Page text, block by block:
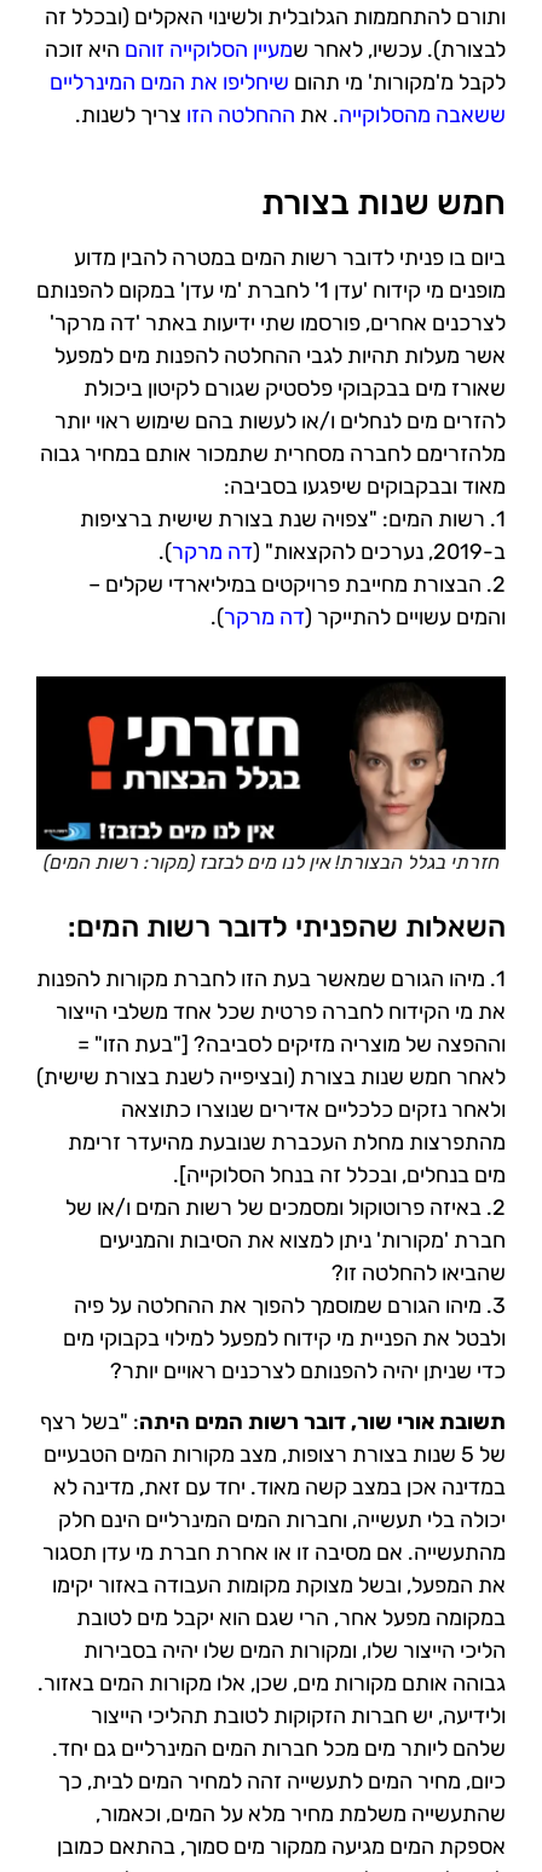
ותורם להתחממות הגלובלית ולשינוי האקלים (ובכלל זה
לבצורת). עכשיו, לאחר שמעיין הסלוקייה זוהם היא זוכה
לקבל מ'מקורות' מי תהום שיחליפו את המים המינרליים
ששאבה מהסלוקייה. את ההחלטה הזו צריך לשנות.
חמש שנות בצורת
ביום בו פניתי לדובר רשות המים במטרה להבין מדוע
מופנים מי קידוח 'עדן 1' לחברת 'מי עדן' במקום להפנותם
לצרכנים אחרים, פורסמו שתי ידיעות באתר 'דה מרקר'
אשר מעלות תהיות לגבי ההחלטה להפנות מים למפעל
שאורז מים בבקבוקי פלסטיק שגורם לקיטון ביכולת
להזרים מים לנחלים ו/או לעשות בהם שימוש ראוי יותר
מלהזרימם לחברה מסחרית שתמכור אותם במחיר גבוה
מאוד ובבקבוקים שיפגעו בסביבה:
1. רשות המים: "צפויה שנת בצורת שישית ברציפות
ב-2019, נערכים להקצאות" (
דה מרקר).
2. הבצורת מחייבת פרויקטים במיליארדי שקלים –
והמים עשויים להתייקר (דה מרקר).
חזרתי בגלל הבצורת! אין לנו מים לבזבז (מקור: רשות המים)
השאלות שהפניתי לדובר רשות המים:
1. מיהו הגורם שמאשר בעת הזו לחברת מקורות להפנות
את מי הקידוח לחברה פרטית שכל אחד משלבי הייצור
וההפצה של מוצריה מזיקים לסביבה? ["בעת הזו" =
לאחר חמש שנות בצורת (ובציפייה לשנת בצורת שישית)
ולאחר נזקים כלכליים אדירים שנוצרו כתוצאה
מהתפרצות מחלת העכברת שנובעת מהיעדר זרימת
מים בנחלים, ובכלל זה בנחל הסלוקייה].
2. באיזה פרוטוקול ומסמכים של רשות המים ו/או של
חברת 'מקורות' ניתן למצוא את הסיבות והמניעים
שהביאו להחלטה זו?
3. מיהו הגורם שמוסמך להפוך את ההחלטה על פיה
ולבטל את הפניית מי קידוח למפעל למילוי בקבוקי מים
כדי שניתן יהיה להפנותם לצרכנים ראויים יותר?
תשובת אורי שור, דובר רשות המים היתה: "בשל רצף
של 5 שנות בצורת רצופות, מצב מקורות המים הטבעיים
במדינה אכן במצב קשה מאוד. יחד עם זאת, מדינה לא
יכולה בלי תעשייה, וחברות המים המינרליים הינם חלק
מהתעשייה. אם מסיבה זו או אחרת חברת מי עדן תסגור
את המפעל, ובשל מצוקת מקומות העבודה באזור יקימו
במקומה מפעל אחר, הרי שגם הוא יקבל מים לטובת
הליכי הייצור שלו, ומקורות המים שלו יהיה בסבירות
גבוהה אותם מקורות מים, שכן, אלו מקורות המים באזור.
ולידיעה, יש חברות הזקוקות לטובת תהליכי הייצור
שלהם ליותר מים מכל חברות המים המינרליים גם יחד.
כיום, מחיר המים לתעשייה זהה למחיר המים לבית, כך
שהתעשייה משלמת מחיר מלא על המים, וכאמור,
אספקת המים מגיעה ממקור מים סמוך, בהתאם כמובן